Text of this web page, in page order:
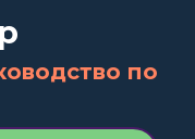
по